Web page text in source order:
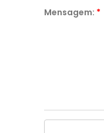
Mensagem: *